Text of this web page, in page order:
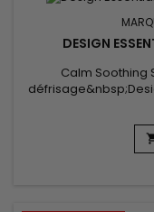
DESIGN
Calm Soothing
chevelu avant le
d'ingrédients
permet de protéger
pendant le